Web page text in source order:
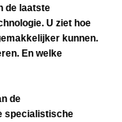
de laatste
U ziet hoe
kunnen.
En welke
de
specialistische